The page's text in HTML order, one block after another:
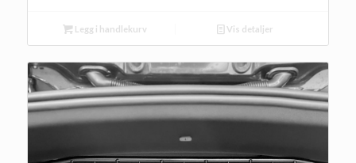
Legg i handlekurv Vis detaljer